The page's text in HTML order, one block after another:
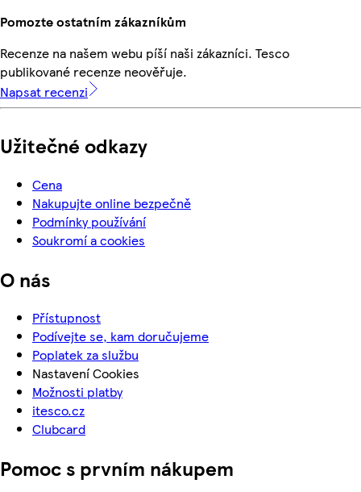
Pomozte ostatním zákazníkům
Recenze na našem webu píší naši zákazníci. Tesco
publikované recenze neověřuje.
Napsat recenzi
Užitečné odkazy
Cena
Nakupujte online bezpečně
Podmínky používání
Soukromí a cookies
O nás
Přístupnost
Podívejte se, kam doručujeme
Poplatek za službu
Nastavení Cookies
Možnosti platby
itesco.cz
Clubcard
Pomoc s prvním nákupem